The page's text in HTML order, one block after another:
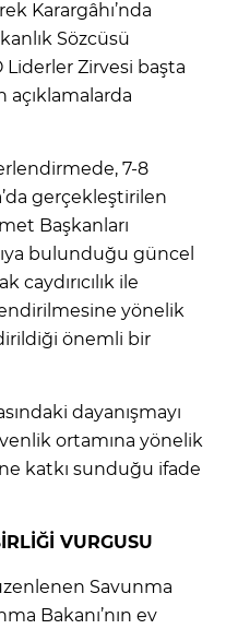
Karargâhı’nda
Sözcüsü
Liderler Zirvesi başta
7-8
gerçekleştirilen
Başkanları
bulunduğu güncel
caydırıcılık ile
yönelik
önemli bir
dayanışmayı
ortamına yönelik
katkı sunduğu ifade
VURGUSU
Savunma
Bakanı’nın ev